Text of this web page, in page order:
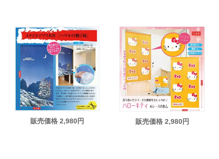
販売価格 2,980円 販売価格 2,980円